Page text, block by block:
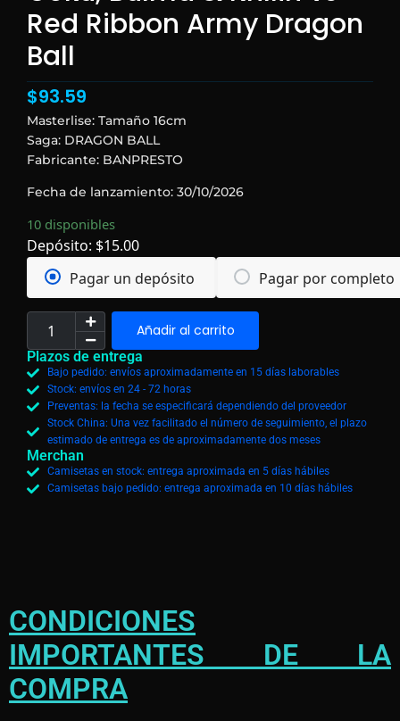
Red Ribbon Army Dragon
Ball
$93.59
Masterlise: Tamaño 16cm
Saga: DRAGON BALL
Fabricante: BANPRESTO
Fecha de lanzamiento: 30/10/2026
10 disponibles
Depósito: $15.00
Pagar por completo
Pagar un depósito
Añadir al carrito
Plazos de entrega
Bajo pedido: envíos aproximadamente en 15 días laborables
Stock: envíos en 24 - 72 horas
Preventas: la fecha se especificará dependiendo del proveedor
Stock China: Una vez facilitado el número de seguimiento, el plazo
estimado de entrega es de aproximadamente dos meses
Merchan
Camisetas en stock: entrega aproximada en 5 días hábiles
Camisetas bajo pedido: entrega aproximada en 10 días hábiles
CONDICIONES
IMPORTANTES DE LA
COMPRA